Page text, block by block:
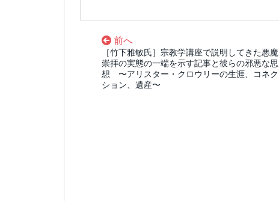
前へ
［竹下雅敏氏］宗教学講座で説明してきた悪魔
崇拝の実態の一端を示す記事と彼らの邪悪な思
想 〜アリスター・クロウリーの生涯、コネク
ション、遺産〜